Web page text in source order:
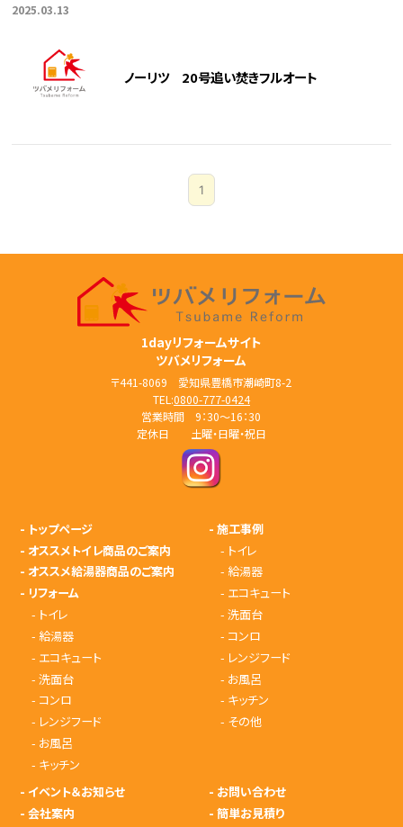
2025.03.13
ノーリツ 20号追い焚きフルオート
1
1dayリフォームサイト
ツバメリフォーム
〒441-8069 愛知県豊橋市潮崎町8-2
TEL:0800-777-0424
営業時間 9：30～16：30
定休日 土曜・日曜・祝日
- トップページ
- オススメトイレ商品のご案内
- オススメ給湯器商品のご案内
- リフォーム
- トイレ
- 給湯器
- エコキュート
- 洗面台
- コンロ
- レンジフード
- お風呂
- キッチン
-施工事例
- トイレ
- 給湯器
- エコキュート
-洗面台
- コンロ
- レンジフード
- お風呂
- キッチン
- その他
- イベント＆お知らせ
- 会社案内
- お問い合わせ
-簡単お見積り